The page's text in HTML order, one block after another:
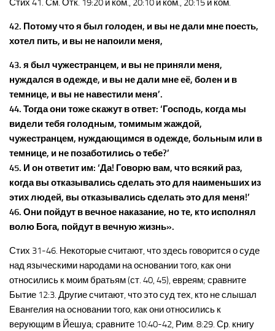
Стих 41. См. Отк. 19:20 и ком., 20:10 и ком., 20:15 и ком.
42. Потому что я был голоден, и вы не дали мне поесть,
хотел пить, и вы не напоили меня,
43. я был чужестранцем, и вы не приняли меня,
нуждался в одежде, и вы не дали мне её, болен и в
темнице, и вы не навестили меня’.
44. Тогда они тоже скажут в ответ: ‘Господь, когда мы
видели тебя голодным, томимым жаждой,
чужестранцем, нуждающимся в одежде, больным или в
темнице, и не позаботились о тебе?’
45. И он ответит им: ‘Да! Говорю вам, что всякий раз,
когда вы отказывались сделать это для наименьших из
этих людей, вы отказывались сделать это для меня!’
46. Они пойдут в вечное наказание, но те, кто исполнял
волю Бога, пойдут в вечную жизнь».
Стих 31-46. Некоторые считают, что здесь говорится о суде
над языческими народами на основании того, как они
относились к моим братьям (ст. 40, 45), евреям; сравните
Бытие 12:3. Другие считают, что это суд тех, кто не слышал
Евангелия на основании того, как они относились к
верующим в Йешуа; сравните 10:40-42, Рим. 8:29. Ср. книгу